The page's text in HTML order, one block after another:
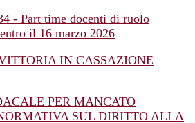
- Part time docenti di ruolo
il 16 marzo 2026
IN CASSAZIONE
PER MANCATO
SUL DIRITTO ALLA